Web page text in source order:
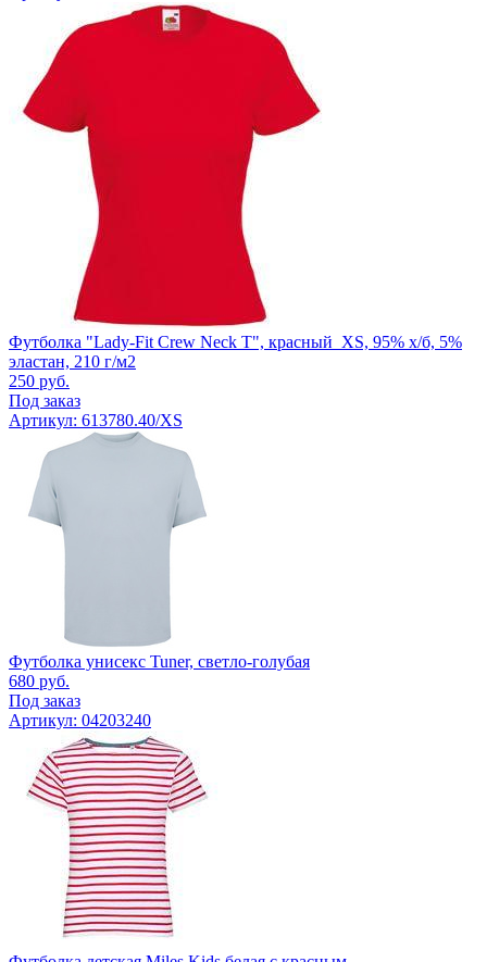
Футболка "Lady-Fit Crew Neck T", красный_XS, 95% х/б, 5%
эластан, 210 г/м2
250 руб.
Под заказ
Артикул: 613780.40/XS
Футболка унисекс Tuner, светло-голубая
680 руб.
Под заказ
Артикул: 04203240